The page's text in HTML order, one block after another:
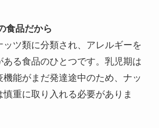
食品だから
ッツ類に分類され、アレルギーを
ある食品のひとつです。乳児期は
能がまだ発達途中のため、ナッ
慎重に取り入れる必要がありま